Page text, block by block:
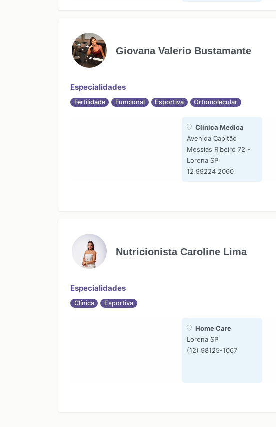
Giovana Valerio Bustamante
Especialidades
Fertilidade Funcional Esportiva Ortomolecular
Clinica Medica
Avenida Capitão
Messias Ribeiro 72 -
Lorena SP
12 99224 2060
Nutricionista Caroline Lima
Especialidades
Clínica Esportiva
Home Care
Lorena SP
(12) 98125-1067